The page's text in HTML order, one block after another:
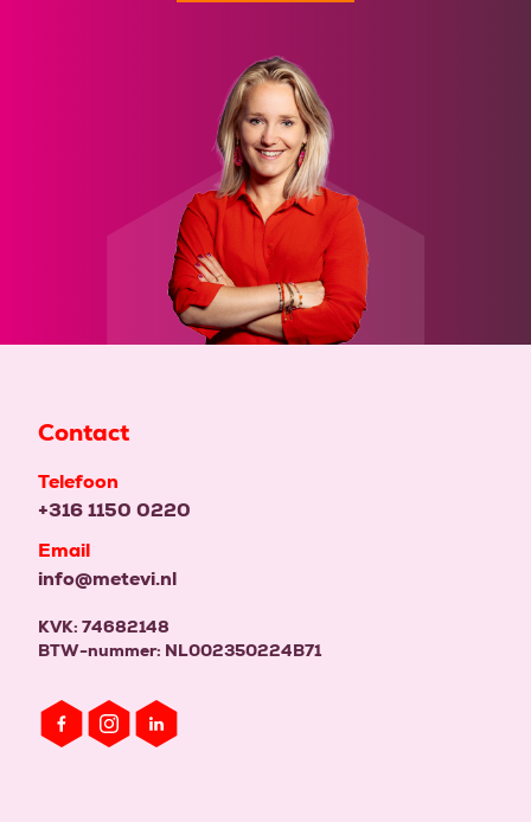
Contact
Telefoon
+316 1150 0220
Email
info@metevi.nl
KVK: 74682148
BTW-nummer: NL002350224B71